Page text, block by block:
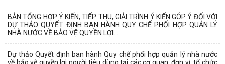
BẢN TỔNG HỢP Ý KIẾN, TIẾP THU, GIẢI TRÌNH Ý KIẾN GÓP Ý ĐỐI VỚI
DỰ THẢO QUYẾT ĐỊNH BAN HÀNH QUY CHẾ PHỐI HỢP QUẢN LÝ
NHÀ NƯỚC VỀ BẢO VỆ QUYỀN LỢI...
Dự thảo Quyết định ban hành Quy chế phối hợp quản lý nhà nước
về bảo vệ quyền lợi người tiêu dùng tại các cơ quan, đơn vị, tổ chức